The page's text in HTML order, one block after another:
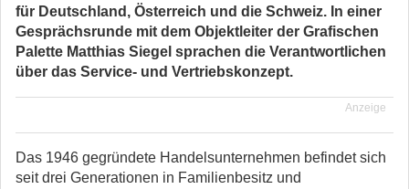
für Deutschland, Österreich und die Schweiz. In einer
Gesprächsrunde mit dem Objektleiter der Grafischen
Palette Matthias Siegel sprachen die Verantwortlichen
über das Service- und Vertriebskonzept.
Anzeige
Das 1946 gegründete Handelsunternehmen befindet sich
seit drei Generationen in Familienbesitz und